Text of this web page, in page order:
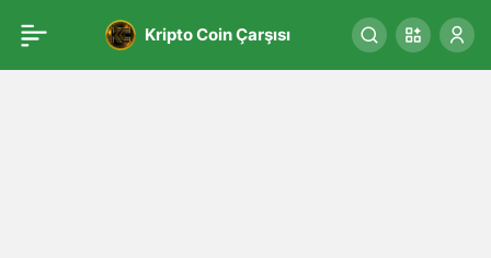
Kripto Coin Çarşısı